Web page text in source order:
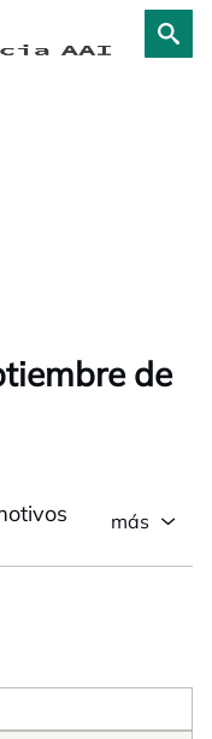
de
más